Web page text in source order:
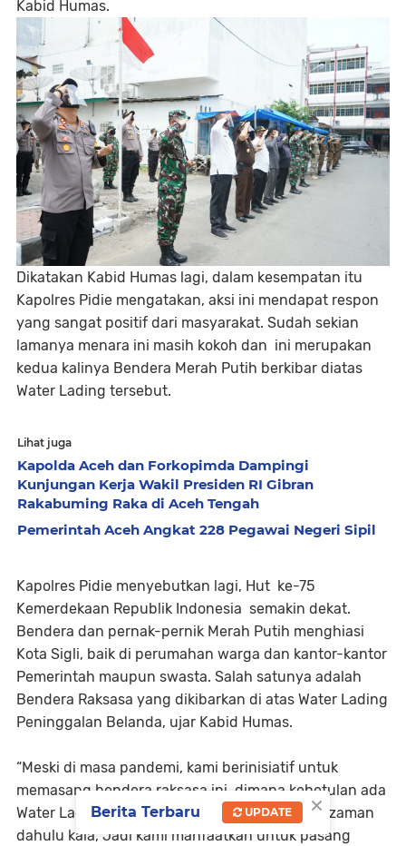
Kabid Humas.
Dikatakan Kabid Humas lagi, dalam kesempatan itu
Kapolres Pidie mengatakan, aksi ini mendapat respon
yang sangat positif dari masyarakat. Sudah sekian
lamanya menara ini masih kokoh dan ini merupakan
kedua kalinya Bendera Merah Putih berkibar diatas
Water Lading tersebut.
Lihat juga
Kapolda Aceh dan Forkopimda Dampingi
Kunjungan Kerja Wakil Presiden RI Gibran
Rakabuming Raka di Aceh Tengah
Pemerintah Aceh Angkat 228 Pegawai Negeri Sipil
Kapolres Pidie menyebutkan lagi, Hut ke-75
Kemerdekaan Republik Indonesia semakin dekat.
Bendera dan pernak-pernik Merah Putih menghiasi
Kota Sigli, baik di perumahan warga dan kantor-kantor
Pemerintah maupun swasta. Salah satunya adalah
Bendera Raksasa yang dikibarkan di atas Water Lading
Peninggalan Belanda, ujar Kabid Humas.
“Meski di masa pandemi, kami berinisiatif untuk
memasang bendera raksasa ini, dimana kebetulan ada
Water Lading yang sudah tidak dipakai waktu zaman
dahulu kala, Jadi kami manfaatkan untuk pasang
×
Berita Terbaru UPDATE